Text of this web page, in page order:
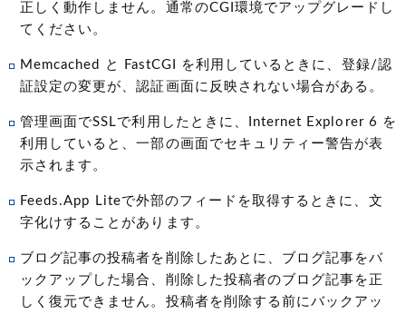
正しく動作しません。通常のCGI環境でアップグレードし
てください。
Memcached と FastCGI を利用しているときに、登録/認
証設定の変更が、認証画面に反映されない場合がある。
管理画面でSSLで利用したときに、Internet Explorer 6 を
利用していると、一部の画面でセキュリティー警告が表
示されます。
Feeds.App Liteで外部のフィードを取得するときに、文
字化けすることがあります。
ブログ記事の投稿者を削除したあとに、ブログ記事をバ
ックアップした場合、削除した投稿者のブログ記事を正
しく復元できません。投稿者を削除する前にバックアッ